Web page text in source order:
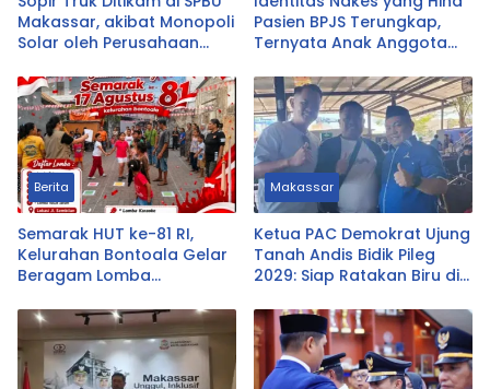
Makassar, akibat Monopoli
Solar oleh Perusahaan
Pasien BPJS Terungkap,
Ternyata Anak Anggota
Berita
Semarak HUT ke-81 RI,
Kelurahan Bontoala Gelar
Beragam Lomba
Seluruh Warga
Makassar
Ketua PAC Demokrat Ujung
Tanah Andis Bidik Pileg
2029: Siap Ratakan Biru di